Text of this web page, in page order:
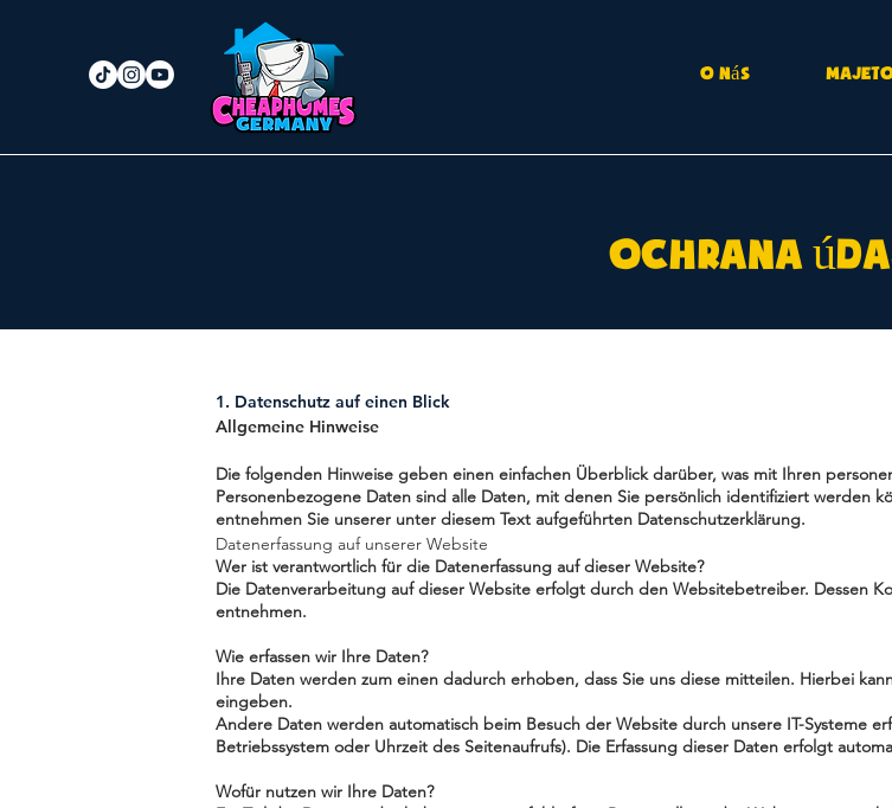
O nás
Ochrana
1. Datenschutz auf einen Blick
Allgemeine Hinweise
Die folgenden Hinweise geben einen einfachen Überblick darüber, was mit Ihren
Personenbezogene Daten sind alle Daten, mit denen Sie persönlich identifiziert werden
entnehmen Sie unserer unter diesem Text aufgeführten Datenschutzerklärung.
Datenerfassung auf unserer Website
Wer ist verantwortlich für die Datenerfassung auf dieser Website?
Die Datenverarbeitung auf dieser Website erfolgt durch den Websitebetreiber. Dessen
entnehmen.
Wie erfassen wir Ihre Daten?
Ihre Daten werden zum einen dadurch erhoben, dass Sie uns diese mitteilen. Hierbei
eingeben.
Andere Daten werden automatisch beim Besuch der Website durch unsere IT-Systeme
Betriebssystem oder Uhrzeit des Seitenaufrufs). Die Erfassung dieser Daten erfolgt
Wofür nutzen wir Ihre Daten?